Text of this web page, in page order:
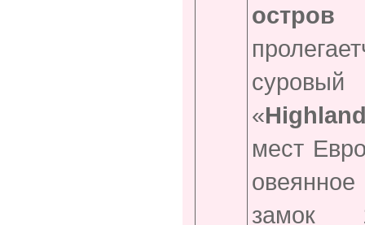
пролегает
«
мест